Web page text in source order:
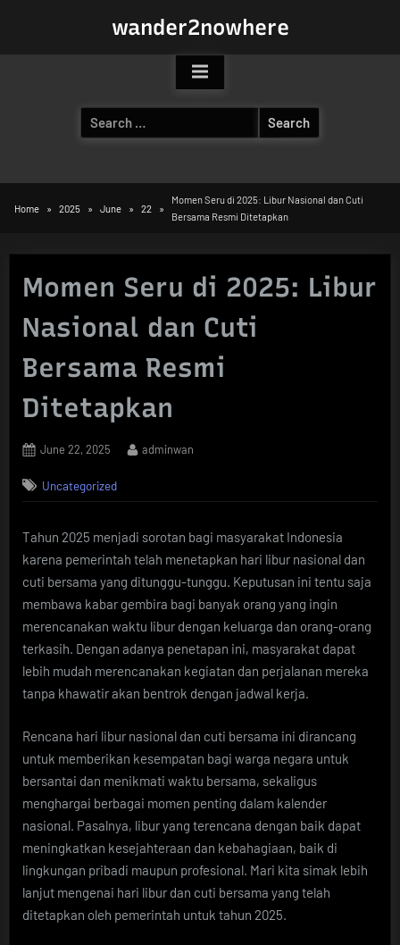
wander2nowhere
Search
for:
Home 2025 June 22
Momen Seru di 2025: Libur Nasional dan Cuti
Bersama Resmi Ditetapkan
Momen Seru di 2025: Libur
Nasional dan Cuti
Bersama Resmi
Ditetapkan
Posted
June 22, 2025 By
adminwan
Uncategorized
Tahun 2025 menjadi sorotan bagi masyarakat Indonesia
karena pemerintah telah menetapkan hari libur nasional dan
cuti bersama yang ditunggu-tunggu. Keputusan ini tentu saja
membawa kabar gembira bagi banyak orang yang ingin
merencanakan waktu libur dengan keluarga dan orang-orang
terkasih. Dengan adanya penetapan ini, masyarakat dapat
lebih mudah merencanakan kegiatan dan perjalanan mereka
tanpa khawatir akan bentrok dengan jadwal kerja.
Rencana hari libur nasional dan cuti bersama ini dirancang
untuk memberikan kesempatan bagi warga negara untuk
bersantai dan menikmati waktu bersama, sekaligus
menghargai berbagai momen penting dalam kalender
nasional. Pasalnya, libur yang terencana dengan baik dapat
meningkatkan kesejahteraan dan kebahagiaan, baik di
lingkungan pribadi maupun profesional. Mari kita simak lebih
lanjut mengenai hari libur dan cuti bersama yang telah
ditetapkan oleh pemerintah untuk tahun 2025.